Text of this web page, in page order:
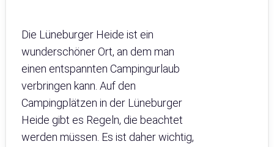
Die Lüneburger Heide ist ein
wunderschöner Ort, an dem man
einen entspannten Campingurlaub
verbringen kann. Auf den
Campingplätzen in der Lüneburger
Heide gibt es Regeln, die beachtet
werden müssen. Es ist daher wichtig,